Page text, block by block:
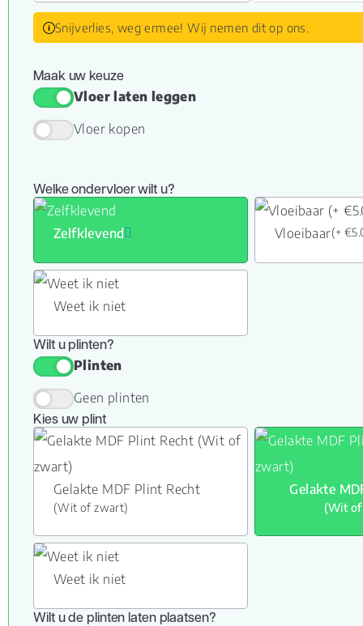
Snijverlies, weg ermee! Wij nemen dit op ons.
Maak uw keuze
Vloer laten leggen
Vloer kopen
Welke ondervloer wilt u?
Zelfklevend Vloeibaar(+
Weet ik niet
Wilt u plinten?
Plinten
Geen plinten
Kies uw plint
Gelakte MDF Plint Recht
(Wit of zwart)
Gelakte
(Wit
Weet ik niet
Wilt u de plinten laten plaatsen?